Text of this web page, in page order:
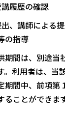
履歴の確認
、講師による
の指導
期間は、別途当
利用者は、当
期間中、前項第
ことができます